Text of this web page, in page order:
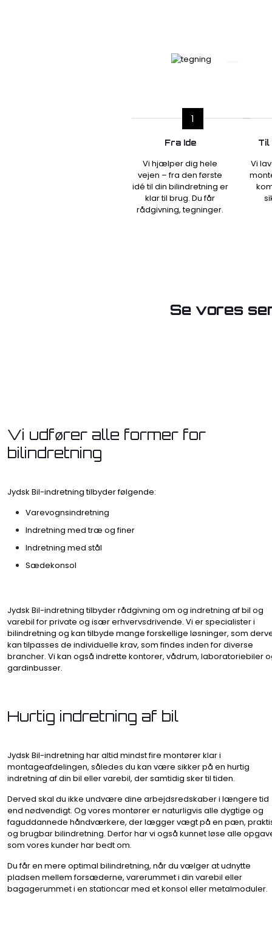
1
Fra Ide
Vi hjælper dig hele
vejen – fra den første
idé til din bilindretning er
klar til brug. Du får
rådgivning, tegninger.
Til
Vi
Se vores
Vi udfører alle former for
bilindretning
Jydsk Bil-indretning tilbyder følgende:
Varevognsindretning
Indretning med træ og finer
Indretning med stål
Sædekonsol
Jydsk Bil-indretning tilbyder rådgivning om og indretning af bil og
varebil for private og især erhvervsdrivende. Vi er specialister i
bilindretning og kan tilbyde mange forskellige løsninger, som
kan tilpasses de individuelle krav, som findes inden for diverse
brancher. Vi kan også indrette kontorer, vådrum, laboratoriebiler
gardinbusser.
​Hurtig indretning af bil
Jydsk Bil-indretning har altid mindst fire montører klar i
montageafdelingen, således du kan være sikker på en hurtig
indretning af din bil eller varebil, der samtidig sker til tiden.
Derved skal du ikke undvære dine arbejdsredskaber i længere tid
end nødvendigt. Og vores montører er naturligvis alle dygtige og
faguddannede håndværkere, der lægger vægt på en pæn,
og brugbar bilindretning. Derfor har vi også kunnet løse alle
som vores kunder har bedt om.
​Du får en mere optimal bilindretning, når du vælger at udnytte
pladsen mellem forsæderne, varerummet i din varebil eller
bagagerummet i en stationcar med et konsol eller metalmoduler.